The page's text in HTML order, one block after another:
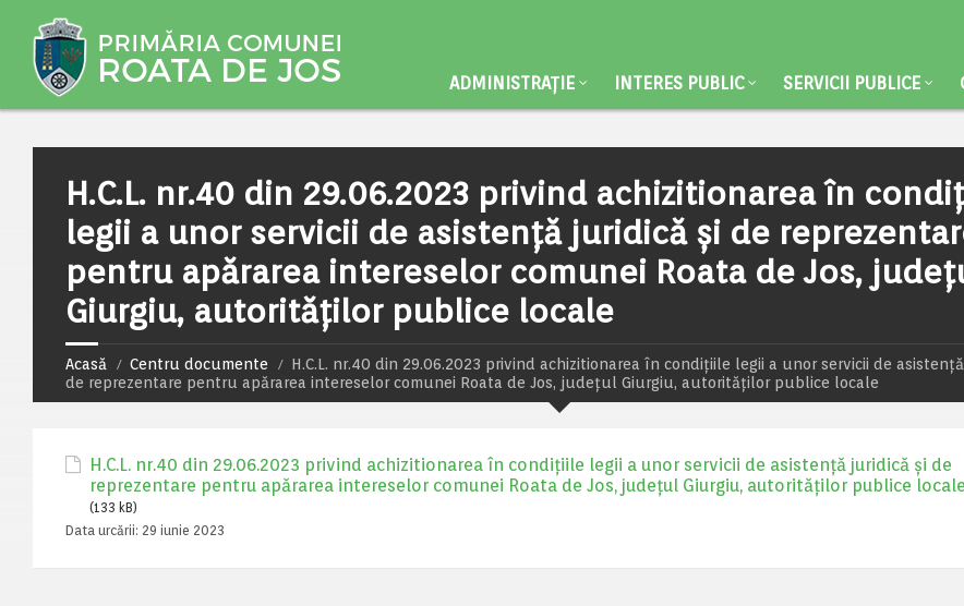
ADMINISTRAȚIE INTERES PUBLIC SERVICII PUBLICE
H.C.L. nr.40 din 29.06.2023 privind achizitionarea în
legii a unor servicii de asistență juridică și de
pentru apărarea intereselor comunei Roata de Jos,
Giurgiu, autorităților publice locale
Acasă Centru documente
H.C.L. nr.40 din 29.06.2023 privind achizitionarea în condițiile legii a unor servicii de
de reprezentare pentru apărarea intereselor comunei Roata de Jos, județul Giurgiu, autorităților publice locale
H.C.L. nr.40 din 29.06.2023 privind achizitionarea în condițiile legii a unor servicii de asistență juridică și de
reprezentare pentru apărarea intereselor comunei Roata de Jos, județul Giurgiu, autorităților publice locale
(133 kB)
Data urcării: 29 iunie 2023